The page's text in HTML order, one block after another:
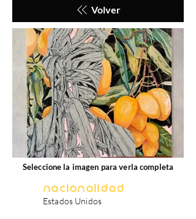
Volver
Seleccione la imagen para verla completa
Nacionalidad
Estados Unidos